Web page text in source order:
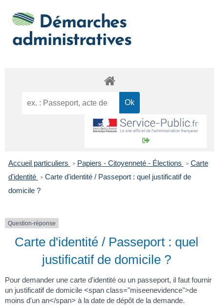
Démarches
administratives
Accueil particuliers > Papiers - Citoyenneté - Élections > Carte
d'identité > Carte d'identité / Passeport : quel justificatif de
domicile ?
Question-réponse
Carte d'identité / Passeport : quel
justificatif de domicile ?
Pour demander une carte d'identité ou un passeport, il faut fournir
un justificatif de domicile <span class="miseenevidence">de
moins d'un an</span> à la date de dépôt de la demande.